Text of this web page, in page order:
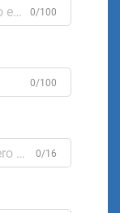
0/100
0/100
0/16